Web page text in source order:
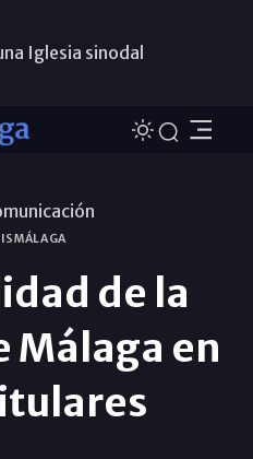
Iglesia sinodal
de la
Málaga en